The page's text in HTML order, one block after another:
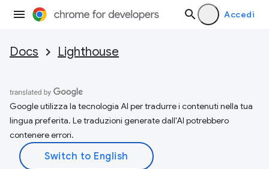
Accedi
Docs Lighthouse
Google utilizza la tecnologia AI per tradurre i contenuti nella tua
lingua preferita. Le traduzioni generate dall'AI potrebbero
contenere errori.